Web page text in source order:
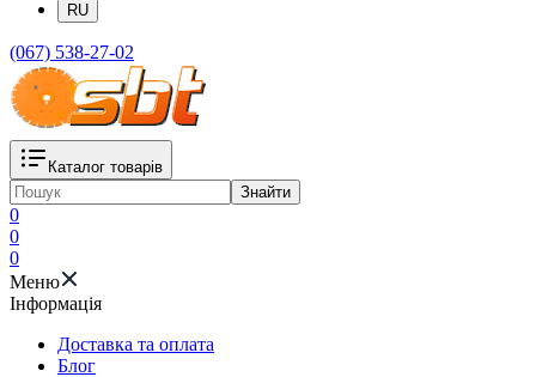
RU
(067) 538-27-02
Каталог товарів
Знайти
0
0
0
Меню
Iнформація
Доставка та оплата
Блог